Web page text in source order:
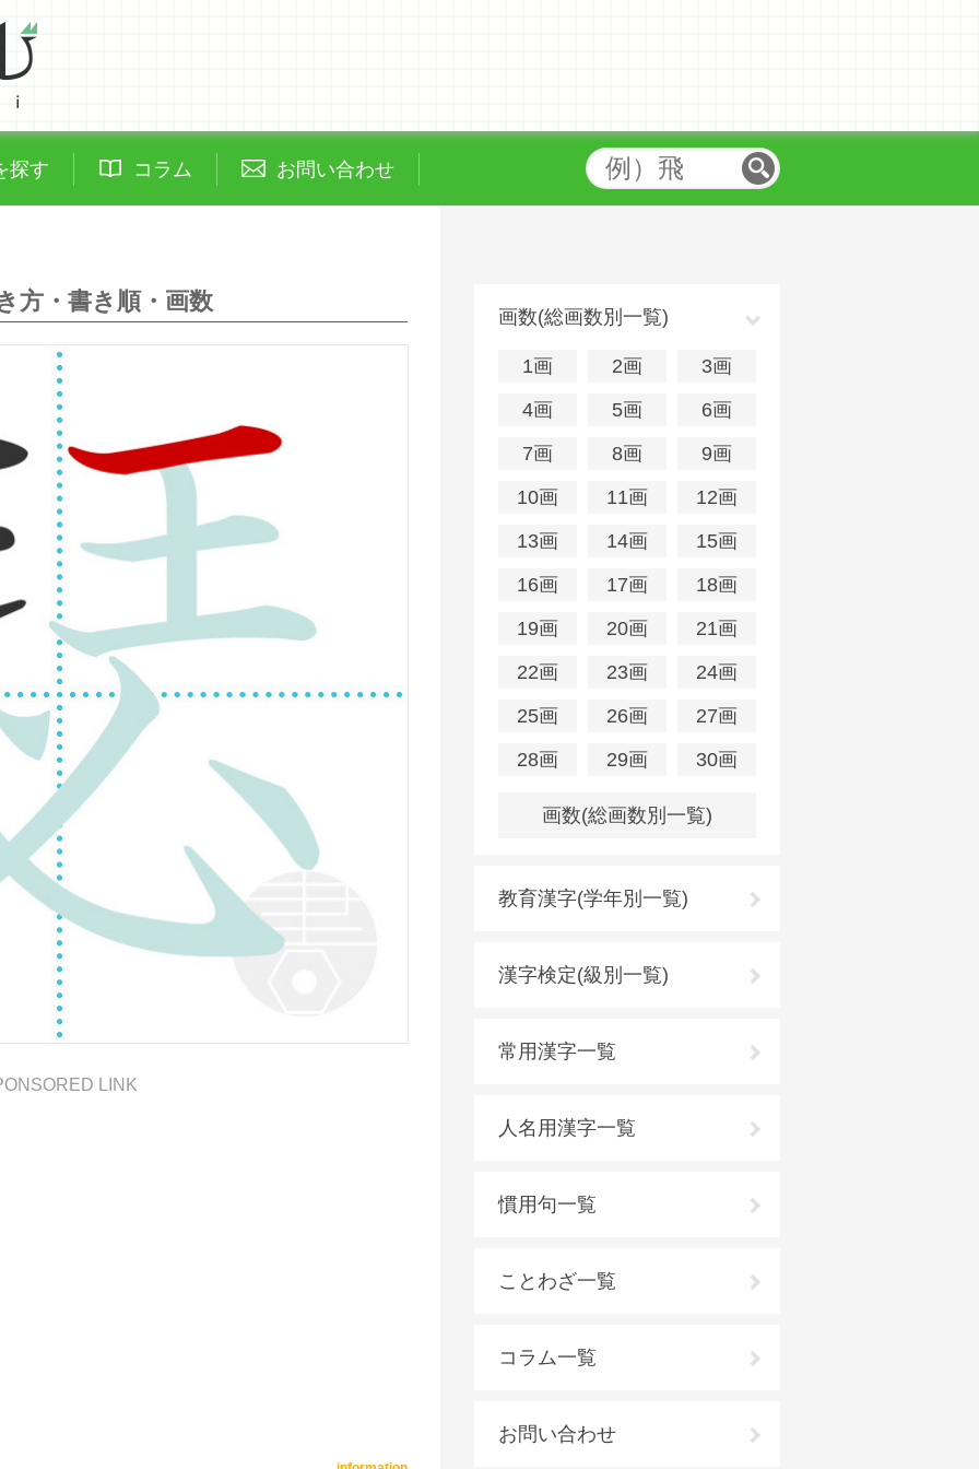
探す コラム お問い合わせ
方・書き順・画数
LINK
画数(総画数別一覧)
1画 2画
3画
4画
5画
6画
7画
8画
9画
10画
11画
12画
13画
14画
15画
16画
17画
18画
19画
20画
21画
22画
23画
24画
25画
26画
27画
28画
29画 30画
画数(総画数別一覧)
教育漢字(学年別一覧)
漢字検定(級別一覧)
常用漢字一覧
人名用漢字一覧
慣用句一覧
ことわざ一覧
コラム一覧
お問い合わせ